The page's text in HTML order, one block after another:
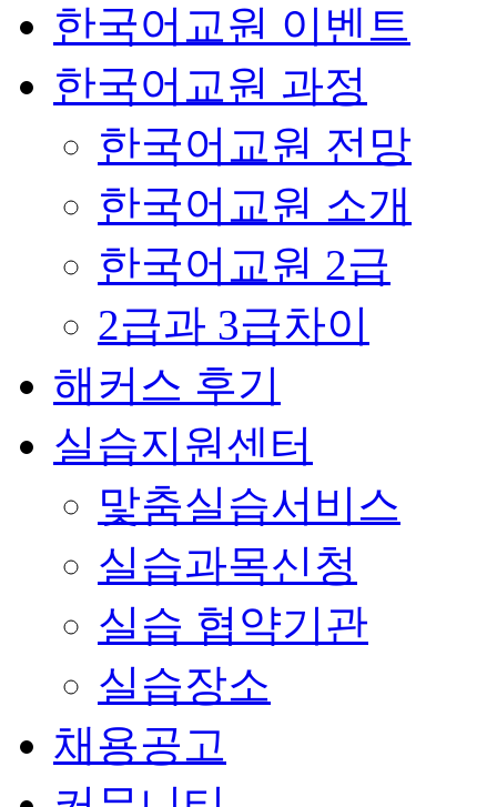
한국어교원 이벤트
한국어교원 과정
한국어교원 전망
한국어교원 소개
한국어교원 2급
2급과 3급차이
해커스 후기
실습지원센터
맟춤실습서비스
실습과목신청
실습 협약기관
실습장소
채용공고